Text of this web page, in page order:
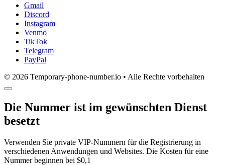
Gmail
Discord
Instagram
Venmo
TikTok
Telegram
PayPal
© 2026 Temporary-phone-number.io • Alle Rechte vorbehalten
Die Nummer ist im gewünschten Dienst
besetzt
Verwenden Sie private VIP-Nummern für die Registrierung in
verschiedenen Anwendungen und Websites. Die Kosten für eine
Nummer beginnen bei $0,1